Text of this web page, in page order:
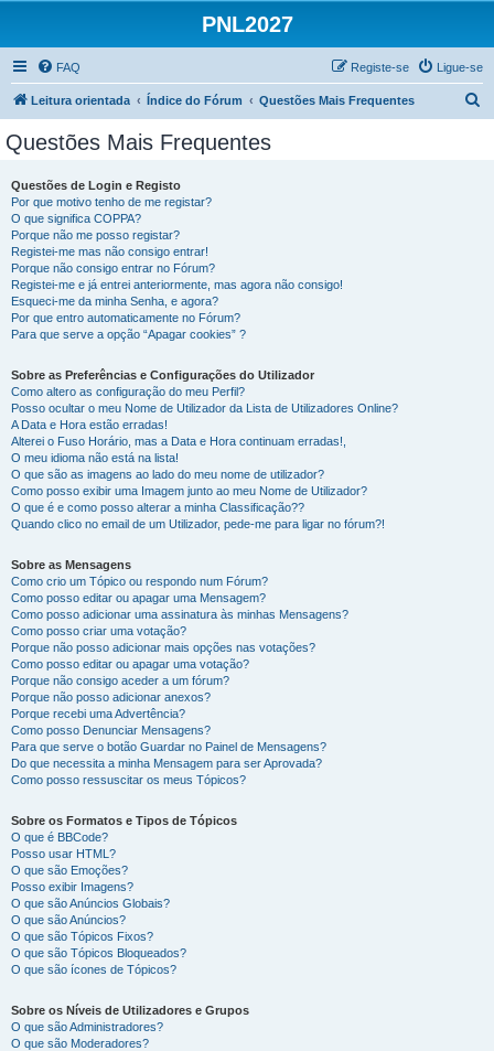
PNL2027
FAQ Ligue-se
Registe-se
Leitura orientada Índice do Fórum Questões Mais Frequentes
Questões Mais Frequentes
Questões de Login e Registo
Por que motivo tenho de me registar?
O que significa COPPA?
Porque não me posso registar?
Registei-me mas não consigo entrar!
Porque não consigo entrar no Fórum?
Registei-me e já entrei anteriormente, mas agora não consigo!
Esqueci-me da minha Senha, e agora?
Por que entro automaticamente no Fórum?
Para que serve a opção “Apagar cookies” ?
Sobre as Preferências e Configurações do Utilizador
Como altero as configuração do meu Perfil?
Posso ocultar o meu Nome de Utilizador da Lista de Utilizadores Online?
A Data e Hora estão erradas!
Alterei o Fuso Horário, mas a Data e Hora continuam erradas!,
O meu idioma não está na lista!
O que são as imagens ao lado do meu nome de utilizador?
Como posso exibir uma Imagem junto ao meu Nome de Utilizador?
O que é e como posso alterar a minha Classificação??
Quando clico no email de um Utilizador, pede-me para ligar no fórum?!
Sobre as Mensagens
Como crio um Tópico ou respondo num Fórum?
Como posso editar ou apagar uma Mensagem?
Como posso adicionar uma assinatura às minhas Mensagens?
Como posso criar uma votação?
Porque não posso adicionar mais opções nas votações?
Como posso editar ou apagar uma votação?
Porque não consigo aceder a um fórum?
Porque não posso adicionar anexos?
Porque recebi uma Advertência?
Como posso Denunciar Mensagens?
Para que serve o botão Guardar no Painel de Mensagens?
Do que necessita a minha Mensagem para ser Aprovada?
Como posso ressuscitar os meus Tópicos?
Sobre os Formatos e Tipos de Tópicos
O que é BBCode?
Posso usar HTML?
O que são Emoções?
Posso exibir Imagens?
O que são Anúncios Globais?
O que são Anúncios?
O que são Tópicos Fixos?
O que são Tópicos Bloqueados?
O que são ícones de Tópicos?
Sobre os Níveis de Utilizadores e Grupos
O que são Administradores?
O que são Moderadores?